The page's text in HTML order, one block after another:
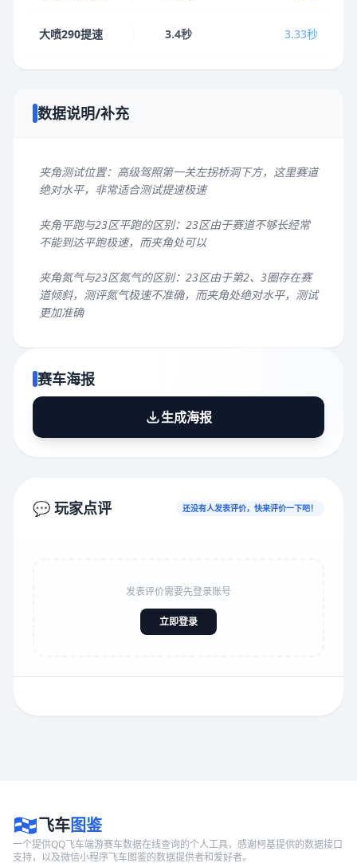
大喷290提速 3.4秒 3.33秒
数据说明/补充
夹角测试位置：高级驾照第一关左拐桥洞下方，这里赛道
绝对水平，非常适合测试提速极速
夹角平跑与23区平跑的区别：23区由于赛道不够长经常
不能到达平跑极速，而夹角处可以
夹角氮气与23区氮气的区别：23区由于第2、3圈存在赛
道倾斜，测评氮气极速不准确，而夹角处绝对水平，测试
更加准确
赛车海报
生成海报
💬 玩家点评 还没有人发表评价，快来评价一下吧！
发表评价需要先登录账号
立即登录
飞车图鉴
一个提供QQ飞车端游赛车数据在线查询的个人工具，感谢柯基提供的数据接口
支持，以及微信小程序飞车图鉴的数据提供者和爱好者。